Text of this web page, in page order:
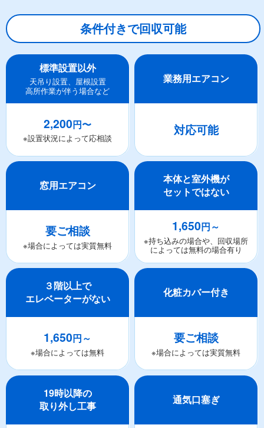
条件付きで回収可能
標準設置以外
天吊り設置、屋根設置
高所作業が伴う場合など
2,200円〜
※設置状況によって応相談
業務用エアコン
対応可能
窓用エアコン
要ご相談
※場合によっては実質無料
本体と室外機が
セットではない
1,650円～
※持ち込みの場合や、回収場所
によっては無料の場合有り
３階以上で
エレベーターがない
1,650円～
※場合によっては無料
化粧カバー付き
要ご相談
※場合によっては実質無料
19時以降の
取り外し工事
通気口塞ぎ